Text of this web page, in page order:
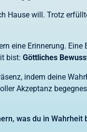
Hause will. Trotz
eine Erinnerung.
bist: Göttliches
indem deine
Akzeptanz
was du in Wahrheit